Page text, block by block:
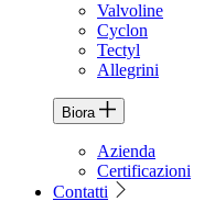
Valvoline
Cyclon
Tectyl
Allegrini
Biora
Azienda
Certificazioni
Contatti